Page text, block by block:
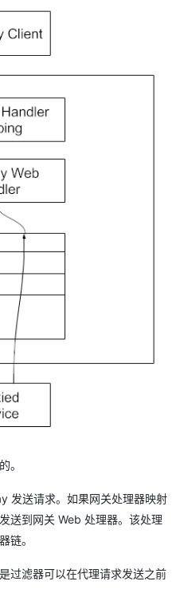
。
发送请求。如果网关处理器映射
送到网关 Web 处理器。该处理
链。
过滤器可以在代理请求发送之前